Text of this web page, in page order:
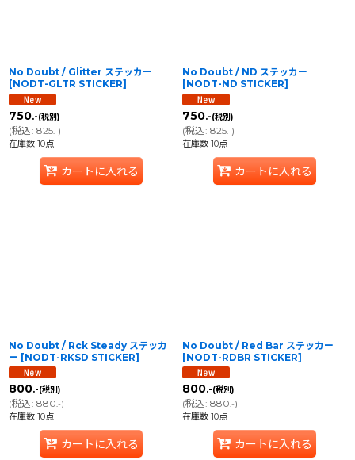
No Doubt / Glitter ステッカー
[NODT-GLTR STICKER]
750.-(税別)
(税込: 825.-)
在庫数 10点
カートに入れる
No Doubt / ND ステッカー
[NODT-ND STICKER]
750.-(税別)
(税込: 825.-)
在庫数 10点
カートに入れる
No Doubt / Rck Steady ステッカ
ー [NODT-RKSD STICKER]
800.-(税別)
(税込: 880.-)
在庫数 10点
カートに入れる
No Doubt / Red Bar ステッカー
[NODT-RDBR STICKER]
800.-(税別)
(税込: 880.-)
在庫数 10点
カートに入れる